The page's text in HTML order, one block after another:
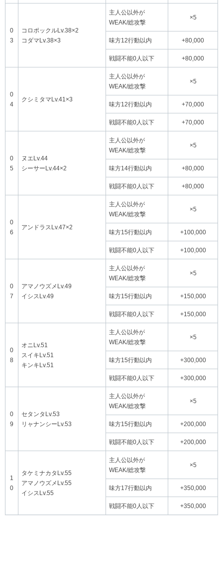
0
3
コロポックルLv.38×2
コダマLv.38×3
主人公以外が
WEAK/総攻撃
×5
味方12行動以内 +80,000
戦闘不能0人以下 +80,000
0
4
クシミタマLv.41×3
主人公以外が
WEAK/総攻撃
×5
味方12行動以内 +70,000
戦闘不能0人以下 +70,000
0
5
ヌエLv.44
シーサーLv.44×2
主人公以外が
WEAK/総攻撃
×5
味方14行動以内 +80,000
戦闘不能0人以下 +80,000
0
6
アンドラスLv.47×2
主人公以外が
WEAK/総攻撃
×5
味方15行動以内 +100,000
戦闘不能0人以下 +100,000
0
7
アマノウズメLv.49
イシスLv.49
主人公以外が
WEAK/総攻撃
×5
味方15行動以内 +150,000
戦闘不能0人以下 +150,000
0
8
オニLv.51
スイキLv.51
キンキLv.51
主人公以外が
WEAK/総攻撃
×5
味方15行動以内 +300,000
戦闘不能0人以下 +300,000
0
9
セタンタLv.53
リャナンシーLv.53
主人公以外が
WEAK/総攻撃
×5
味方15行動以内 +200,000
戦闘不能0人以下 +200,000
1
0
タケミナカタLv.55
アマノウズメLv.55
イシスLv.55
主人公以外が
WEAK/総攻撃
×5
味方17行動以内 +350,000
戦闘不能0人以下 +350,000